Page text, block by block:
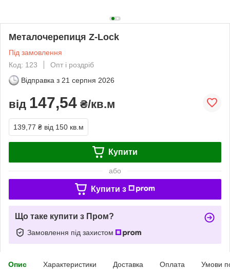
Металочерепиця Z-Lock
Під замовлення
Код: 123
Опт і роздріб
Відправка з 21 серпня 2026
від 147,54 ₴/кв.м
139,77 ₴ від 150 кв.м
Купити
або
Купити з
Що таке купити з Пром?
Замовлення під захистом
Опис Характеристики Доставка Оплата Умови